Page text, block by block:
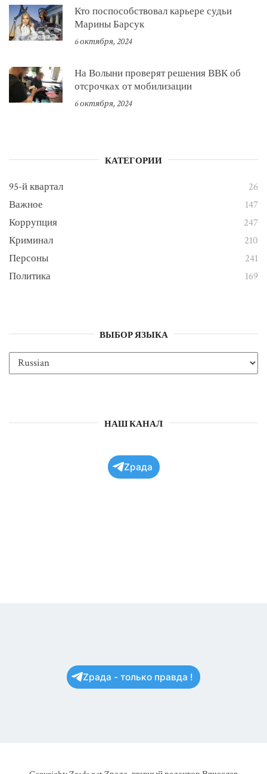
Кто поспособствовал карьере судьи
Марины Барсук
6 октября, 2024
На Волыни проверят решения ВВК об
отсрочках от мобилизации
6 октября, 2024
КАТЕГОРИИ
95-й квартал
26
Важное
147
Коррупция
247
Криминал
210
Персоны
241
Политика
169
ВЫБОР ЯЗЫКА
НАШ КАНАЛ
Zрада
Zрада - только правда !